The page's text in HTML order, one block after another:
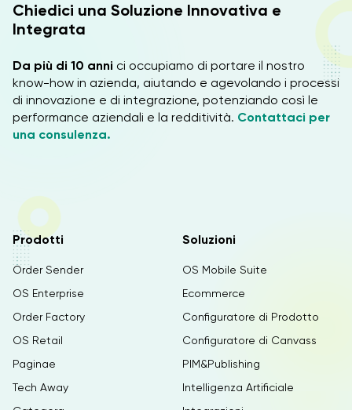
Chiedici una Soluzione Innovativa e
Integrata
Da più di 10 anni ci occupiamo di portare il nostro
know-how in azienda, aiutando e agevolando i processi
di innovazione e di integrazione, potenziando così le
performance aziendali e la redditività. Contattaci per
una consulenza.
Prodotti
Order Sender
OS Enterprise
Order Factory
OS Retail
Paginae
Tech Away
Soluzioni
OS Mobile Suite
Ecommerce
Configuratore di Prodotto
Configuratore di Canvass
PIM&Publishing
Intelligenza Artificiale